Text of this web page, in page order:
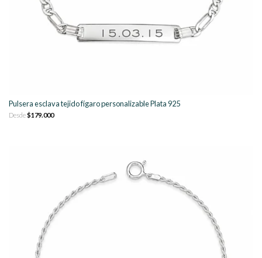
Pulsera esclava tejido fígaro personalizable Plata 925
Desde$179.000